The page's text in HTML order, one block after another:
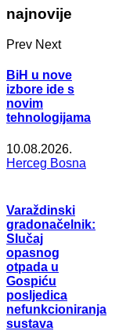
najnovije
Prev Next
BiH u nove
izbore ide s
novim
tehnologijama
10.08.2026.
Herceg Bosna
Varaždinski
gradonačelnik:
Slučaj
opasnog
otpada u
Gospiću
posljedica
nefunkcioniranja
sustava